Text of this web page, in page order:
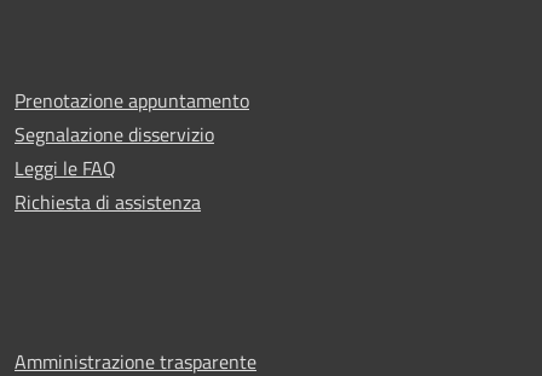
Prenotazione appuntamento
Segnalazione disservizio
Leggi le FAQ
Richiesta di assistenza
Amministrazione trasparente